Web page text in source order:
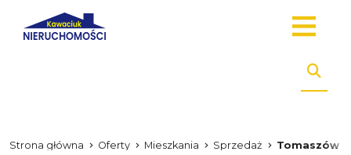
Strona główna Oferty Mieszkania Sprzedaż Tomaszów